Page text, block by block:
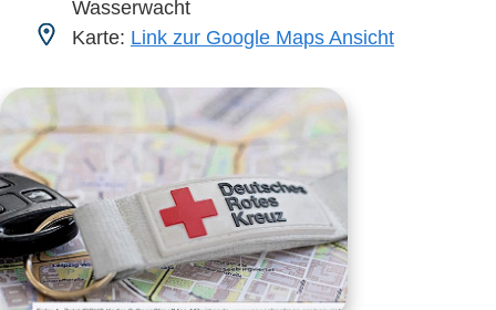
Wasserwacht
Karte: Link zur Google Maps Ansicht